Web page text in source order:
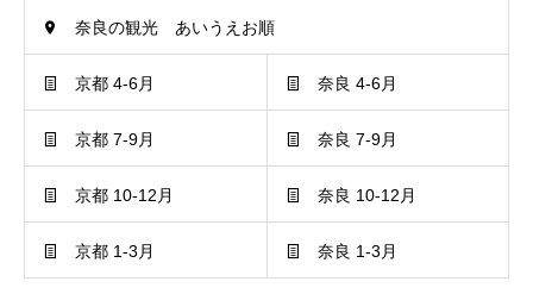
奈良の観光 あいうえお順
京都 4-6月 奈良 4-6月
京都 7-9月 奈良 7-9月
京都 10-12月 奈良 10-12月
京都 1-3月 奈良 1-3月